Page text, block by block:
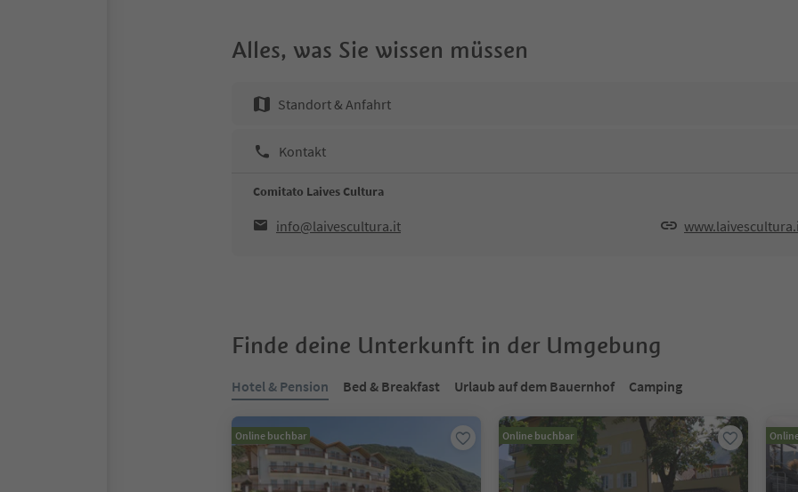
Alles, was Sie wissen müssen
Standort & Anfahrt
Kontakt
Comitato Laives Cultura
info@laivescultura.it
Finde deine Unterkunft in der Umgebung
Hotel & Pension Bed & Breakfast Urlaub auf dem Bauernhof Camping
Online buchbar Online buchbar